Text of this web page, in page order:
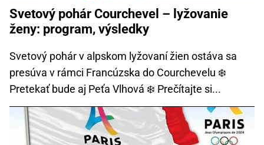
Svetový pohár Courchevel – lyžovanie
ženy: program, výsledky
Svetový pohár v alpskom lyžovaní žien ostáva sa
presúva v rámci Francúzska do Courchevelu ❄️
Pretekať bude aj Peťa Vlhová ❄️ Prečítajte si...